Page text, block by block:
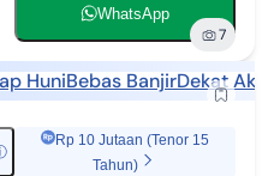
WhatsApp
7
HuniBebas BanjirDekat
Rp 10 Jutaan (Tenor 15
Tahun)